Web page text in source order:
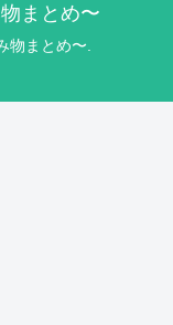
まとめ〜
物まとめ〜.